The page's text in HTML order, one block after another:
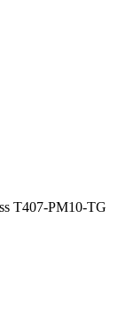
T407-PM10-TG